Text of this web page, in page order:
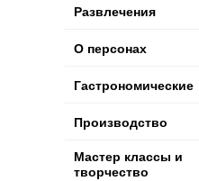
Развлечения
О персонах
Гастрономические
Производство
Мастер классы и
творчество